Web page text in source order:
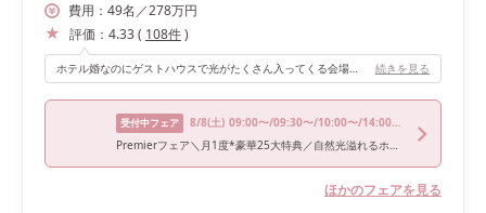
費用： 49名 ／278万円
評価： 4.33( 108件)
ホテル婚なのにゲストハウスで光がたくさん入ってくる会場でした♡ 続きを見る
受付中フェア 8/8(土) 09:00〜/09:30〜/10:00〜/14:00〜/15:00〜
Premierフェア＼月1度*豪華25大特典／自然光溢れるホテルALL体験
ほかのフェアを見る